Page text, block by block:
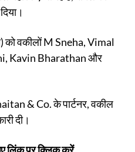
वकीलों M Sneha, Vimal
Kavin Bharathan और
& Co. के पार्टनर, वकील
दी।